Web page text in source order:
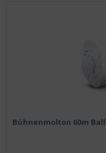
Bühnenmolton 60m